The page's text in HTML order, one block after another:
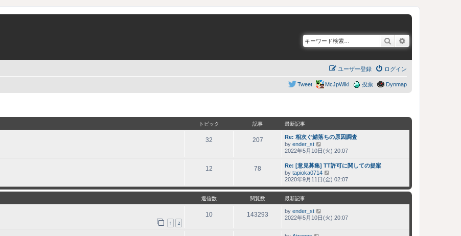
検索
ログイン
ユーザー登録
Dynmap
投票
McJpWiki
Tweet
トピック 記事 最新記事
32 207
Re: 相次ぐ鯖落ちの原因調査
by ender_st
新
記
事
2022年5月10日(火) 20:07
12 78
Re: [意見募集] TT許可に関しての提案
by tapioka0714
新
記
2020年9月11日(金) 02:07
返信数 閲覧数 最新記事
1 2
10 143293 by ender_st
2022年5月10日(火) 20:07